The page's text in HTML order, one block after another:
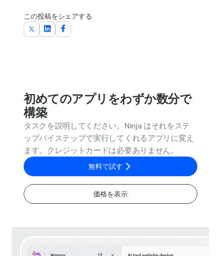
この投稿をシェアする
初めてのアプリをわずか数分で
構築
タスクを説明してください。Ninja はそれをステ
ップバイステップで実行してくれるアプリに変え
ます。クレジットカードは必要ありません。
無料で試す
価格を表示